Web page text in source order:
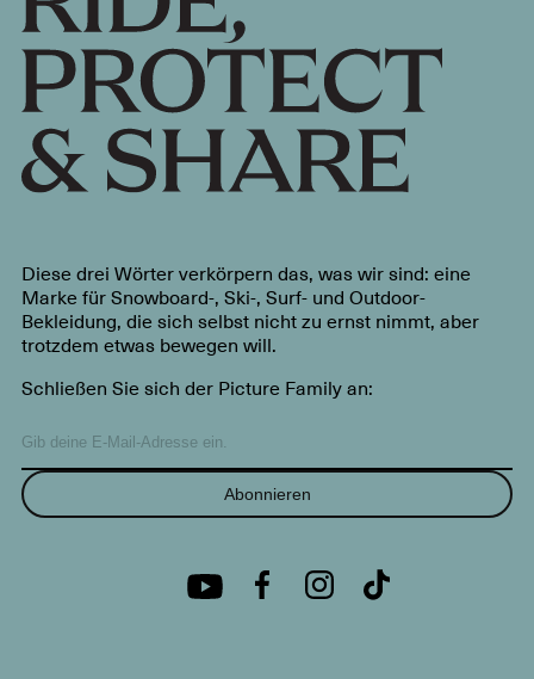
Diese drei Wörter verkörpern das, was wir sind: eine
Marke für Snowboard-, Ski-, Surf- und Outdoor-
Bekleidung, die sich selbst nicht zu ernst nimmt, aber
trotzdem etwas bewegen will.
Schließen Sie sich der Picture Family an:
Abonnieren